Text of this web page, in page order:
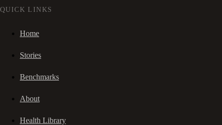
QUICK LINKS
Home
Stories
Benchmarks
About
Health Library